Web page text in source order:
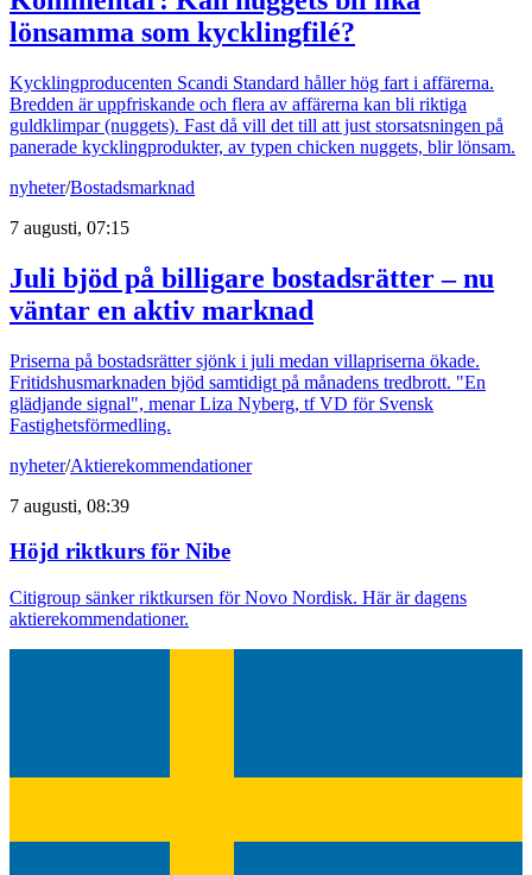
lönsamma som kycklingfilé?
Kycklingproducenten Scandi Standard håller hög fart i affärerna.
Bredden är uppfriskande och flera av affärerna kan bli riktiga
guldklimpar (nuggets). Fast då vill det till att just storsatsningen på
panerade kycklingprodukter, av typen chicken nuggets, blir lönsam.
nyheter/Bostadsmarknad
7 augusti, 07:15
Juli bjöd på billigare bostadsrätter – nu
väntar en aktiv marknad
Priserna på bostadsrätter sjönk i juli medan villapriserna ökade.
Fritidshusmarknaden bjöd samtidigt på månadens tredbrott. "En
glädjande signal", menar Liza Nyberg, tf VD för Svensk
Fastighetsförmedling.
nyheter/Aktierekommendationer
7 augusti, 08:39
Höjd riktkurs för Nibe
Citigroup sänker riktkursen för Novo Nordisk. Här är dagens
aktierekommendationer.